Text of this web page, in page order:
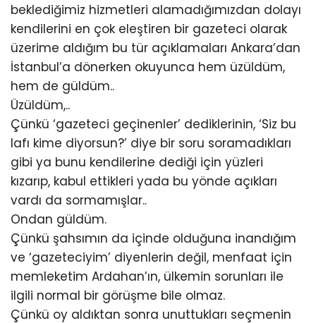
beklediğimiz hizmetleri alamadığımızdan dolayı
kendilerini en çok eleştiren bir gazeteci olarak
üzerime aldığım bu tür açıklamaları Ankara’dan
İstanbul’a dönerken okuyunca hem üzüldüm,
hem de güldüm..
Üzüldüm,..
Çünkü ‘gazeteci geçinenler’ dediklerinin, ‘Siz bu
lafı kime diyorsun?’ diye bir soru soramadıkları
gibi ya bunu kendilerine dediği için yüzleri
kızarıp, kabul ettikleri yada bu yönde açıkları
vardı da sormamışlar..
Ondan güldüm.
Çünkü şahsımın da içinde olduğuna inandığım
ve ‘gazeteciyim’ diyenlerin değil, menfaat için
memleketim Ardahan’ın, ülkemin sorunları ile
ilgili normal bir görüşme bile olmaz.
Çünkü oy aldıktan sonra unuttukları seçmenin